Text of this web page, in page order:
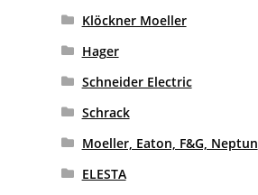
Klöckner Moeller
Hager
Schneider Electric
Schrack
Moeller, Eaton, F&G, Neptun
ELESTA